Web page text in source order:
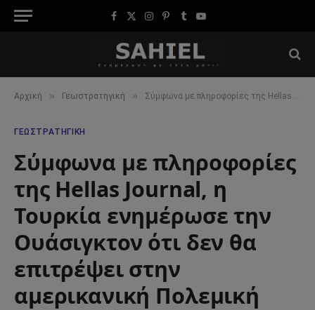
Facebook
X
Instagram
Pinterest
TumblrYouTube
Αρχική » Γεωστρατηγική » Σύμφωνα με πληροφορίες της Hellas Journal, η Τουρκία ενημέρωσε την Ουάσιγκτον ότι δεν θα επιτρέψει στην αμερικανική Πολεμική Αεροπορία να χρησιμοποιήσει τον εναέριο χώρο της εναντίον του Ιράν
ΓΕΩΣΤΡΑΤΗΓΙΚΉ
Σύμφωνα με πληροφορίες
της Hellas Journal, η
Τουρκία ενημέρωσε την
Ουάσιγκτον ότι δεν θα
επιτρέψει στην
αμερικανική Πολεμική